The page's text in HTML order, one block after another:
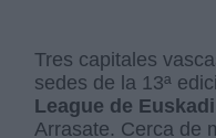
Tres capitales
sedes de la 13ª
League de Euskadi
Arrasate. Cerca de